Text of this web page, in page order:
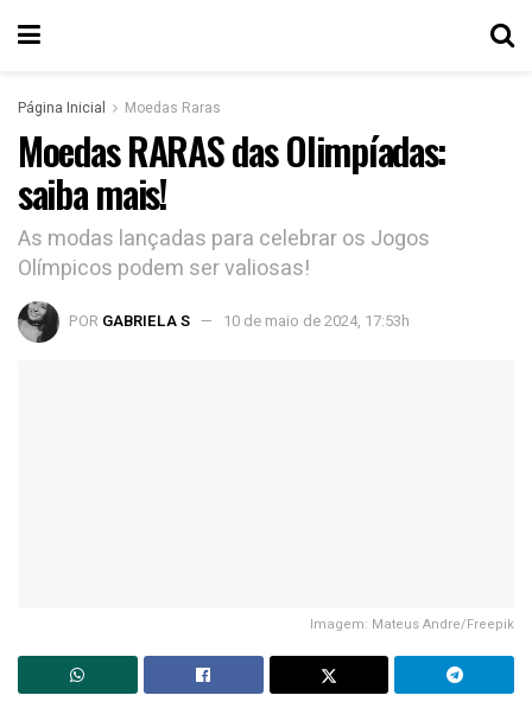
Página Inicial Moedas Raras
Moedas RARAS das Olimpíadas:
saiba mais!
As modas lançadas para celebrar os Jogos
Olímpicos podem ser valiosas!
POR GABRIELA S 10 de maio de 2024, 17:53h
Imagem: Mateus Andre/Freepik